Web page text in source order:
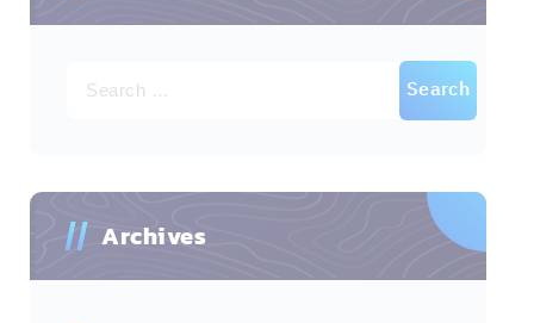
for:
Archives